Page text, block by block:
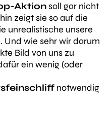
Aktionsoll gar nicht
zeigt sie so auf die
unrealistische unsere
Und wie sehr wir darum
Bild von uns zu
ein wenig (oder
notwendig